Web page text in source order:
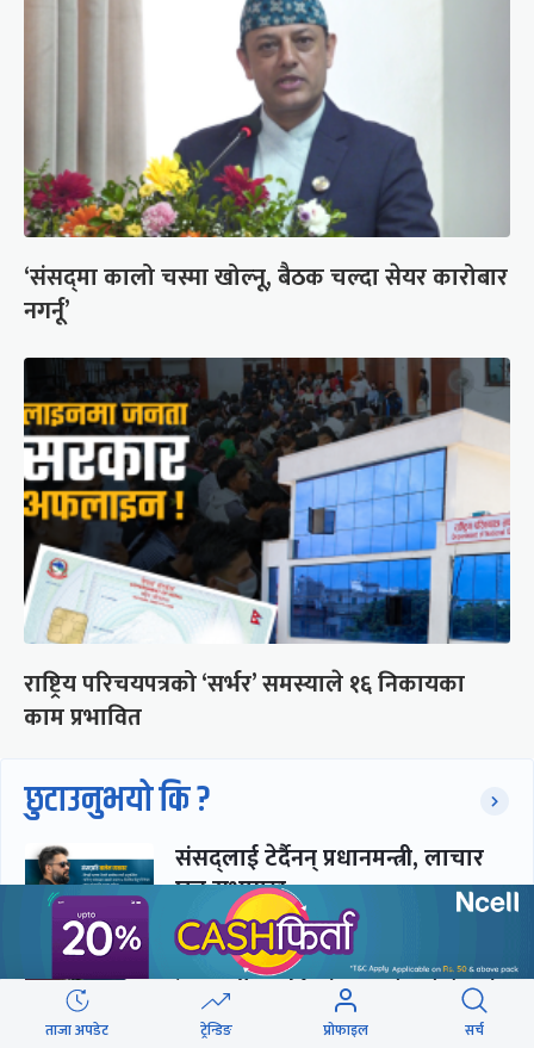
‘संसद्‍मा कालो चस्मा खोल्नू, बैठक चल्दा सेयर कारोबार
नगर्नू’
राष्ट्रिय परिचयपत्रको ‘सर्भर’ समस्याले १६ निकायका
काम प्रभावित
छुटाउनुभयो कि ?
संसद्लाई टेर्दैनन् प्रधानमन्त्री, लाचार
छन् सभामुख
‘अस्थायी प्रकृतिको अध्यादेशले ऐनको
व्यवस्था विस्थापित गर्न सक्दैन’
ताजा अपडेट ट्रेन्डिङ प्रोफाइल सर्च